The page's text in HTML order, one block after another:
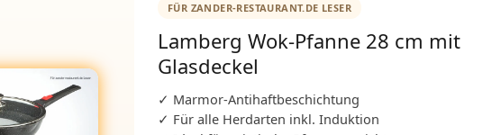
FÜR ZANDER-RESTAURANT.DE LESER
Lamberg Wok-Pfanne 28 cm mit
Glasdeckel
✓ Marmor-Antihaftbeschichtung
✓ Für alle Herdarten inkl. Induktion